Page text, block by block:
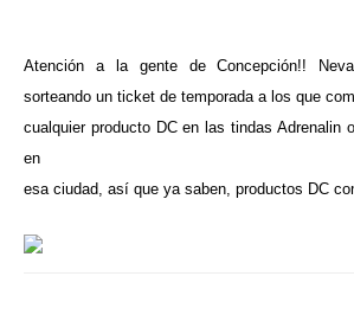
Atención a la gente de Concepción!!
sorteando un ticket de temporada a los que
cualquier producto DC en las tindas Adrenalin
en
esa ciudad, así que ya saben, productos DC